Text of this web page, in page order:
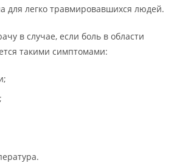
для легко травмировавшихся людей.
в случае, если боль в области
такими симптомами: